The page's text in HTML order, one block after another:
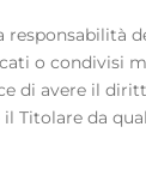
responsabilità
o condivisi
di avere il
Titolare da